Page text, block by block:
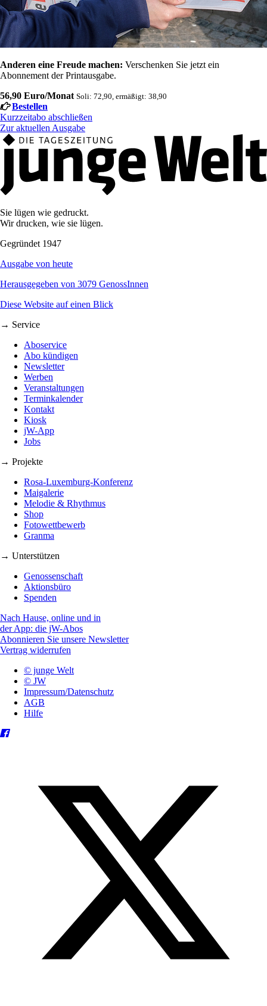
Anderen eine Freude machen: Verschenken Sie jetzt ein
Abonnement der Printausgabe.
56,90 Euro/Monat Soli: 72,90, ermäßigt: 38,90
Bestellen
Kurzzeitabo abschließen
Zur aktuellen Ausgabe
Sie lügen wie gedruckt.
Wir drucken, wie sie lügen.
Gegründet 1947
Ausgabe von heute
Herausgegeben von 3079 GenossInnen
Diese Website auf einen Blick
→ Service
Aboservice
Abo kündigen
Newsletter
Werben
Veranstaltungen
Terminkalender
Kontakt
Kiosk
jW-App
Jobs
→ Projekte
Rosa-Luxemburg-Konferenz
Maigalerie
Melodie & Rhythmus
Shop
Fotowettbewerb
Granma
→ Unterstützen
Genossenschaft
Aktionsbüro
Spenden
Nach Hause, online und in
der App: die jW-Abos
Abonnieren Sie unsere Newsletter
Vertrag widerrufen
© junge Welt
© JW
Impressum/Datenschutz
AGB
Hilfe